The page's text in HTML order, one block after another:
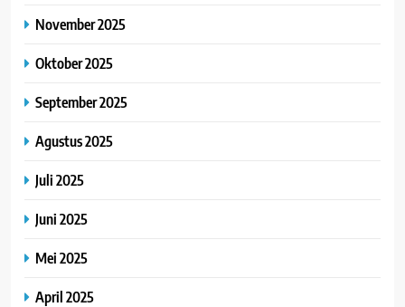
November 2025
Oktober 2025
September 2025
Agustus 2025
Juli 2025
Juni 2025
Mei 2025
April 2025